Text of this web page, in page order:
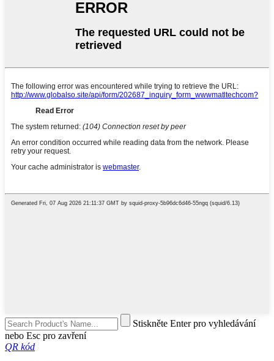
Stiskněte Enter pro vyhledávání
nebo Esc pro zavření
QR kód